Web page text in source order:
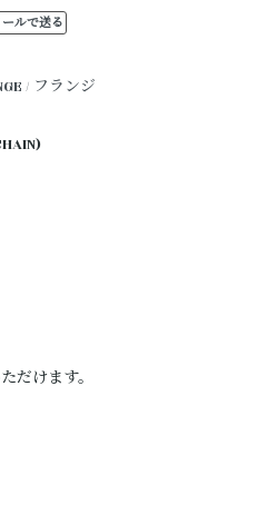
ルで送る
/ フランジ
だけます。